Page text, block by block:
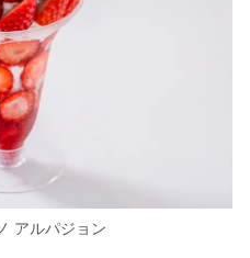
アルパジョン